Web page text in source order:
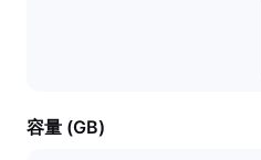
容量 (GB)